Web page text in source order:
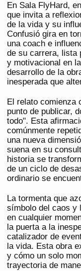
En Sala FlyHard,
que invita a
de la vida y su
Confusió gira en
una coach e
de su carrera, lista
y motivacional en
desarrollo de la
inesperada que
El relato comienza
punto de publicar,
todo". Esta
comúnmente
una nueva
suena en su
historia se
de un ciclo de
ordinario se
La tormenta que
símbolo del caos y
en cualquier
la puerta a la
catalizador de
la vida. Esta obra
y cómo un solo
trayectoria de